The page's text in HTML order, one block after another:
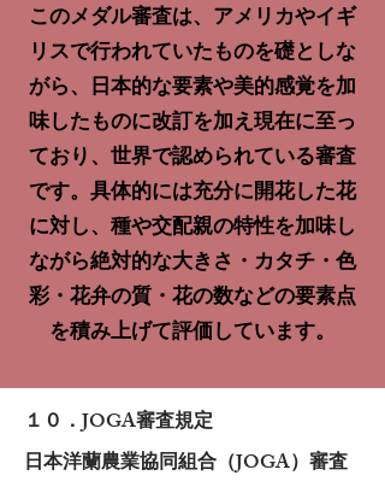
このメダル審査は、アメリカやイギ
リスで行われていたものを礎としな
がら、日本的な要素や美的感覚を加
味したものに改訂を加え現在に至っ
ており、世界で認められている審査
です。 具体的には充分に開花した花
に対し、種や交配親の特性を加味し
ながら絶対的な大きさ・カタチ・色
彩・花弁の質・花の数などの要素点
を積み上げて評価しています。
１０．JOGA審査規定
日本洋蘭農業協同組合（JOGA）審査